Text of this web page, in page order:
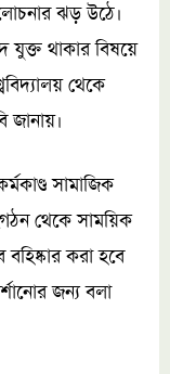
ঝড় উঠে।
যুক্ত থাকার বিষয়ে
থেকে
জানায়।
সামাজিক
থেকে সাময়িক
করা হবে
জন্য বলা